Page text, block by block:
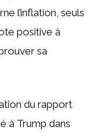
l’inflation, seuls
positive à
sa
du rapport
à Trump dans